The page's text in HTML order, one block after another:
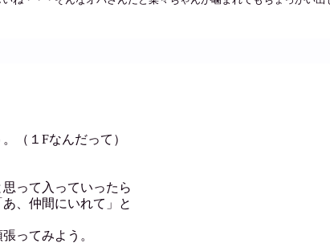
（１Fなんだって）
って入っていったら
、仲間にいれて」と
ってみよう。